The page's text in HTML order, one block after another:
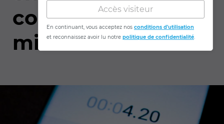
Accès visiteur
conversations en
milieu de travail